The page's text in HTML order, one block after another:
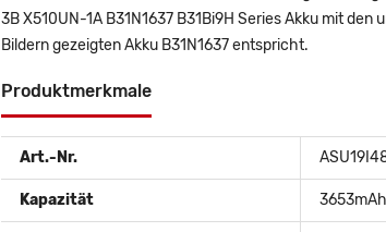
3B X510UN-1A B31N1637 B31Bi9H Series Akku mit
Bildern gezeigten Akku B31N1637 entspricht.
Produktmerkmale
Art.-Nr.
Kapazität